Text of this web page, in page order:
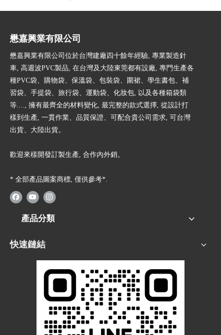
懋嘉興業有限公司
懋嘉興業有限公司位於台灣建廠四十餘年經驗, 專業製造針
車, 高週波PVC製品, 在台灣及大陸東莞都有設廠, 專門生產各
種PVC袋、購物袋、保溫袋、包裝袋、圍裙、學生書包、補
習袋、手提袋、旅行袋、運動袋、化妝包, 以及各種箱袋類
等...., 擁有最齊全的材料變化, 最完整的款式選擇, 從設計打
樣到生產, 一貫作業、品質保證、可配合貴公司需求, 可台灣
出貨、大陸出貨。
歡迎來樣開發訂製生產, 合作內外銷。
* 全部產品圖案商標, 僅供參考*.
產品分類
快速鏈結